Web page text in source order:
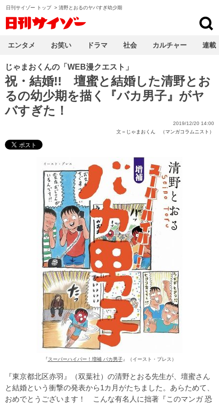
日刊サイゾー トップ > 清野とおるのヤバすぎ幼少期
じゃまおくんの「WEB漫クエスト」
祝・結婚!! 壇蜜と結婚した清野とお
るの幼少期を描く『バカ男子』がヤ
バすぎた！
2019/12/20 14:00
文＝ じゃまおくん （マンガコラムニスト）
『スーパーハイパー！増補 バカ男子』（イースト・プレス）
『東京都北区赤羽』（双葉社）の清野とおる先生が、壇蜜さん
と結婚という衝撃の発表から1カ月がたちました。あらためて、
おめでとうございます！ こんな有名人に拙著『このマンガ 恐
エンタメ お笑い ドラマ 社会 カルチャー 連載